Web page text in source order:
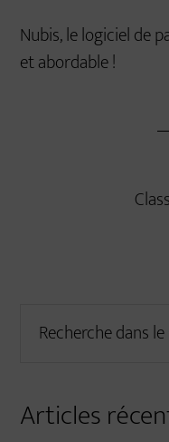
Nubis, le logiciel de
et abordable !
Primary
Sidebar
Recherche
dans
site
...
Articles